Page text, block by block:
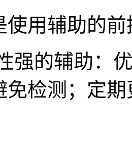
使用辅助的
强的辅助：
免检测；定